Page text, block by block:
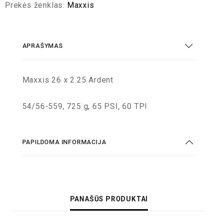
Prekės ženklas: Maxxis
APRAŠYMAS
Maxxis 26 x 2.25 Ardent
54/56-559, 725 g, 65 PSI, 60 TPI
PAPILDOMA INFORMACIJA
PANAŠŪS PRODUKTAI